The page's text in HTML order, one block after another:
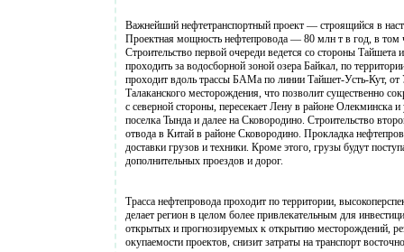
Важнейший нефтетранспортный проект — строящийся в
Проектная мощность нефтепровода — 80 млн т в год, в том
Строительство первой очереди ведется со стороны
проходить за водосборной зоной озера Байкал, по
проходит вдоль трассы БАМа по линии Тайшет-Усть-Кут,
Талаканского месторождения, что позволит существенно
с северной стороны, пересекает Лену в районе
поселка Тында и далее на Сковородино. Строительство
отвода в Китай в районе Сковородино. Прокладка
доставки грузов и техники. Кроме этого, грузы будут
дополнительных проездов и дорог.
Трасса нефтепровода проходит по территории,
делает регион в целом более привлекательным для
открытых и прогнозируемых к открытию месторождений,
окупаемости проектов, снизит затраты на транспорт